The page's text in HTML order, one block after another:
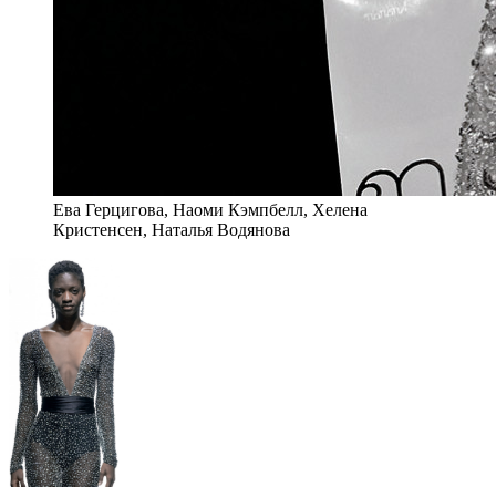
Ева Герцигова, Наоми Кэмпбелл, Хелена
Кристенсен, Наталья Водянова